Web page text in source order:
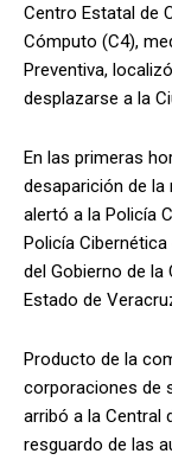
Centro Estatal de
Cómputo (C4),
Preventiva,
desplazarse a la
En las primeras
desaparición de
alertó a la Policía
Policía
del Gobierno de la
Estado de
Producto de la
corporaciones de
arribó a la Central
resguardo de las